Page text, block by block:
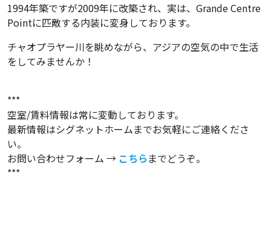
1994年築ですが2009年に改築され、実は、Grande Centre
Pointに匹敵する内装に変身しております。
チャオプラヤー川を眺めながら、アジアの空気の中で生活
をしてみませんか！
***
空室/賃料情報は常に変動しております。
最新情報はシグネットホームまでお気軽にご連絡くださ
い。
お問い合わせフォーム → こちら までどうぞ。
***